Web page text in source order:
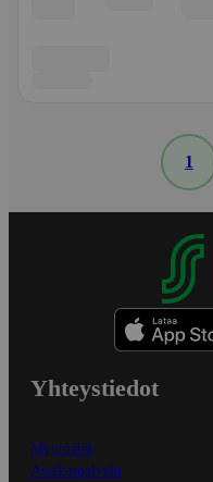
1
Yhteystiedot
Myymälät
Asiakaspalvelu